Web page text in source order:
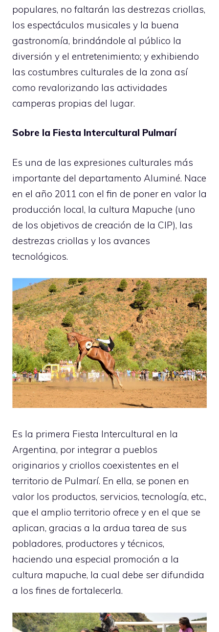
populares, no faltarán las destrezas criollas,
los espectáculos musicales y la buena
gastronomía, brindándole al público la
diversión y el entretenimiento; y exhibiendo
las costumbres culturales de la zona así
como revalorizando las actividades
camperas propias del lugar.
Sobre la Fiesta Intercultural Pulmarí
Es una de las expresiones culturales más
importante del departamento Aluminé. Nace
en el año 2011 con el fin de poner en valor la
producción local, la cultura Mapuche (uno
de los objetivos de creación de la CIP), las
destrezas criollas y los avances
tecnológicos.
Es la primera Fiesta Intercultural en la
Argentina, por integrar a pueblos
originarios y criollos coexistentes en el
territorio de Pulmarí. En ella, se ponen en
valor los productos, servicios, tecnología, etc.,
que el amplio territorio ofrece y en el que se
aplican, gracias a la ardua tarea de sus
pobladores, productores y técnicos,
haciendo una especial promoción a la
cultura mapuche, la cual debe ser difundida
a los fines de fortalecerla.